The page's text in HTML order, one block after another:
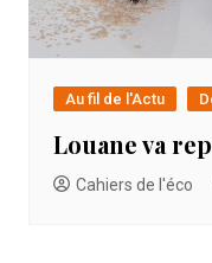
Au fil de l'Actu
Louane va
Cahiers de l'éco